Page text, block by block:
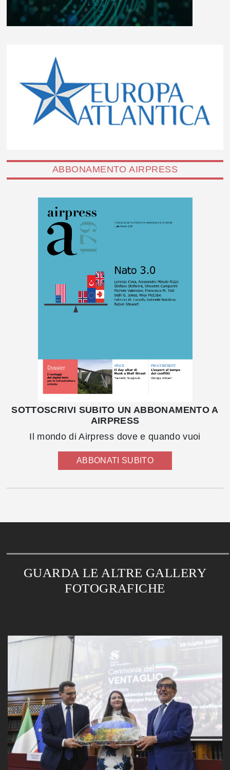
ABBONAMENTO AIRPRESS
SOTTOSCRIVI SUBITO UN ABBONAMENTO A
AIRPRESS
Il mondo di Airpress dove e quando vuoi
ABBONATI SUBITO
GUARDA LE ALTRE GALLERY
FOTOGRAFICHE